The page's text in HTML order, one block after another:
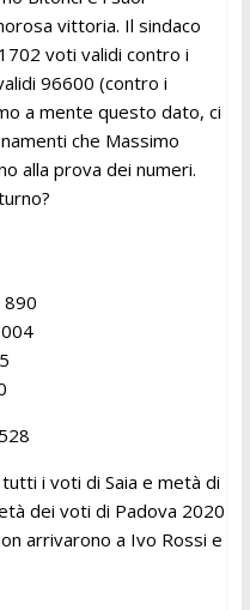
vittoria. Il sindaco
voti validi contro i
96600 (contro i
a mente questo dato, ci
che Massimo
alla prova dei numeri.
890
i voti di Saia e metà di
dei voti di Padova 2020
arrivarono a Ivo Rossi e